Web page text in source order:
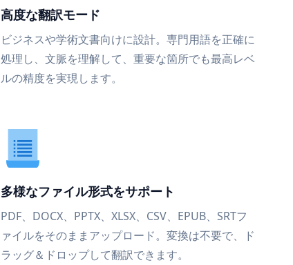
高度な翻訳モード
ビジネスや学術文書向けに設計。専門用語を正確に
処理し、文脈を理解して、重要な箇所でも最高レベ
ルの精度を実現します。
多様なファイル形式をサポート
PDF、DOCX、PPTX、XLSX、CSV、EPUB、SRTフ
ァイルをそのままアップロード。変換は不要で、ド
ラッグ＆ドロップして翻訳できます。